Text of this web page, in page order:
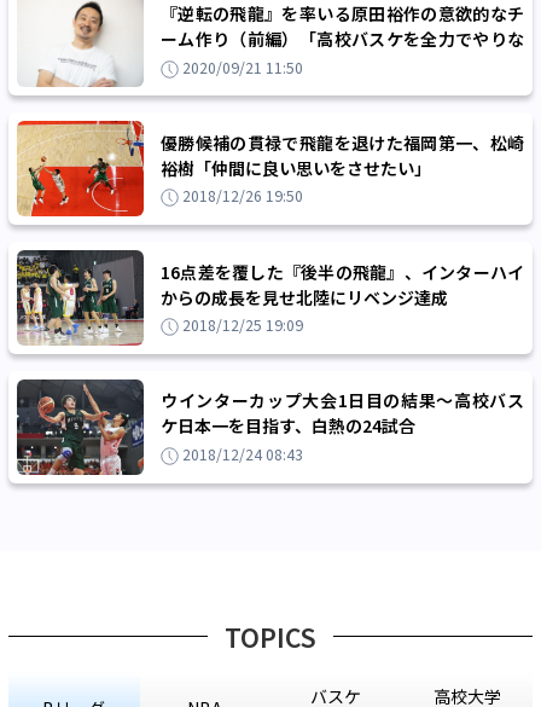
『逆転の飛龍』を率いる原田裕作の意欲的なチ
ーム作り（前編）「高校バスケを全力でやりな
がら、次に繋がることを」
2020/09/21 11:50
優勝候補の貫禄で飛龍を退けた福岡第一、松崎
裕樹「仲間に良い思いをさせたい」
2018/12/26 19:50
16点差を覆した『後半の飛龍』、インターハイ
からの成長を見せ北陸にリベンジ達成
2018/12/25 19:09
ウインターカップ大会1日目の結果～高校バス
ケ日本一を目指す、白熱の24試合
2018/12/24 08:43
TOPICS
バスケ
高校大学